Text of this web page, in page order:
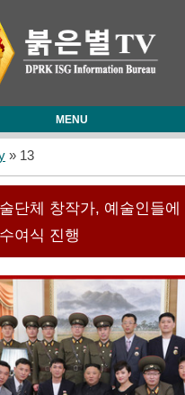
MENU
» 13
단체 창작가, 예술인들에
여식 진행